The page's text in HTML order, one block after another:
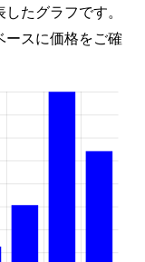
たグラフです。
スに価格をご確